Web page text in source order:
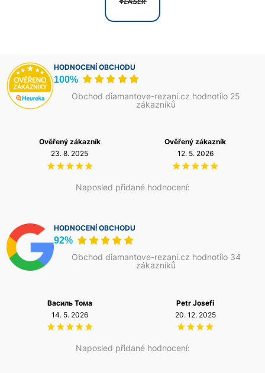
HODNOCENÍ OBCHODU
100%
Obchod diamantove-rezani.cz hodnotilo 25
zákazníků
Naposled přidané hodnocení:
Ověřený zákazník
23. 8. 2025
Ověřený zákazník
12. 5. 2026
HODNOCENÍ OBCHODU
92%
Obchod diamantove-rezani.cz hodnotilo 34
zákazníků
Naposled přidané hodnocení:
Василь Тома
14. 5. 2026
Petr Josefi
20. 12. 2025